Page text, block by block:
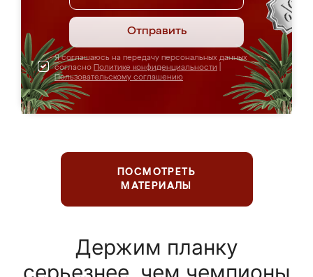
Отправить
Я соглашаюсь на передачу персональных данных
согласно Политике конфиденциальности
Пользовательскому соглашению
ПОСМОТРЕТЬ
МАТЕРИАЛЫ
Держим планку